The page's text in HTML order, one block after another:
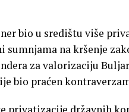
bio u središtu više
sumnjama na kršenje
za valorizaciju
bio praćen